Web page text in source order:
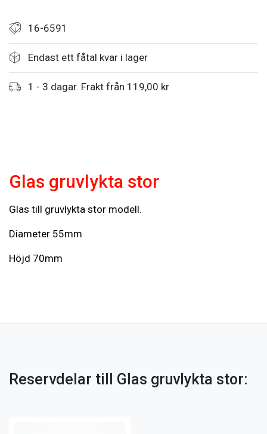
16-6591
Endast ett fåtal kvar i lager
1 - 3 dagar. Frakt från 119,00 kr
Glas gruvlykta stor
Glas till gruvlykta stor modell.
Diameter 55mm
Höjd 70mm
Reservdelar till Glas gruvlykta stor: